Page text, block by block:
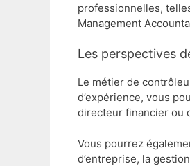
professionnelles,
Management
Les perspectives
Le métier de
d’expérience, vous
directeur financier ou
Vous pourrez
d’entreprise, la